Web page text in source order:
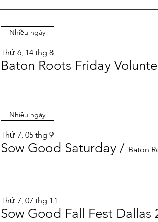
Nhiều ngày
Thứ 6, 14 thg 8
Baton Roots Friday
Nhiều ngày
Thứ 7, 05 thg 9
Sow Good Saturday / Baton
Thứ 7, 07 thg 11
Sow Good Fall Fest Dallas